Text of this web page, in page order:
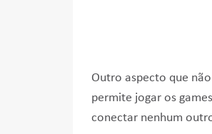
Outro aspecto que
permite jogar os
conectar nenhum